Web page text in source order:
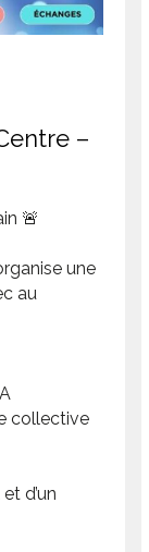
–
🚨
une
au
collective
d’un